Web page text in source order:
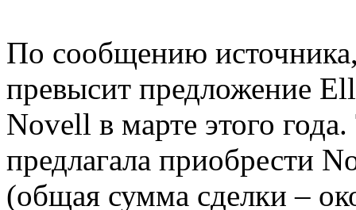
По сообщению
превысит предложение
Novell в марте этого
предлагала приобрести
(общая сумма сделки –